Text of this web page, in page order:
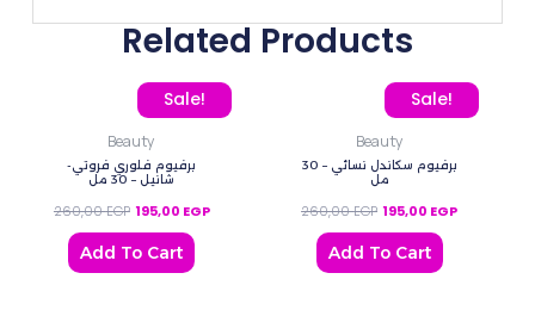
Related Products
Sale!
Beauty
برفيوم فلوري فروتي-
شانيل – 30 مل
260,00EGP
Original price was: 260,00 EGP.
195,00 EGP
Current price is: 195,00 EGP.
Add To Cart
Sale!
Beauty
برفيوم سكاندل نسائي – 30
مل
260,00EGP
Original price was:
195,00 EGP
Current
Add To Cart